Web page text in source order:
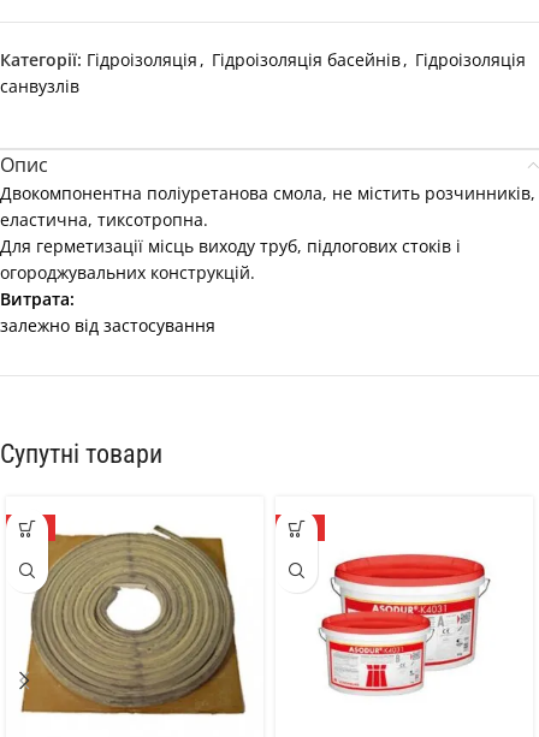
Категорії: Гідроізоляція , Гідроізоляція басейнів, Гідроізоляція
санвузлів
Опис
Двокомпонентна поліуретанова смола, не містить розчинників,
еластична, тиксотропна.
Для герметизації місць виходу труб, підлогових стоків і
огороджувальних конструкцій.
Витрата:
залежно від застосування
Супутні товари
ТОП ТОП